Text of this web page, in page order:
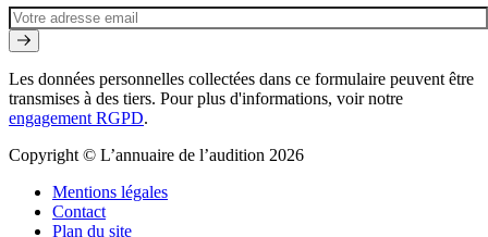
Les données personnelles collectées dans ce formulaire peuvent être
transmises à des tiers. Pour plus d'informations, voir notre
engagement RGPD.
Copyright © L’annuaire de l’audition 2026
Mentions légales
Contact
Plan du site